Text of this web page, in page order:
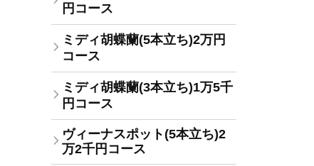
円コース
ミディ胡蝶蘭(5本立ち)2万円
コース
ミディ胡蝶蘭(3本立ち)1万5千
円コース
ヴィーナスポット(5本立ち)2
万2千円コース